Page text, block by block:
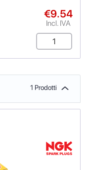
€9.54
Incl. IVA
1 Prodotti